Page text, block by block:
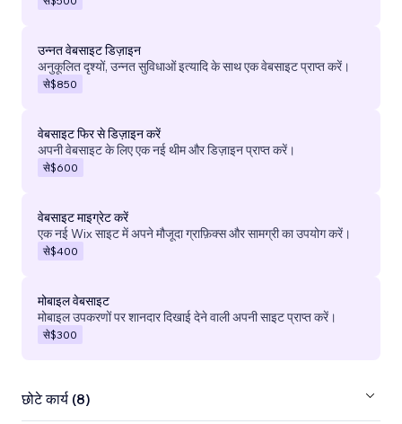
उन्नत वेबसाइट डिज़ाइन
अनुकूलित दृश्यों, उन्नत सुविधाओं इत्यादि के साथ एक वेबसाइट प्राप्त करें।
से$850
वेबसाइट फिर से डिज़ाइन करें
अपनी वेबसाइट के लिए एक नई थीम और डिज़ाइन प्राप्त करें।
से$600
वेबसाइट माइग्रेट करें
एक नई Wix साइट में अपने मौजूदा ग्राफ़िक्स और सामग्री का उपयोग करें।
से$400
मोबाइल वेबसाइट
मोबाइल उपकरणों पर शानदार दिखाई देने वाली अपनी साइट प्राप्त करें।
से$300
छोटे कार्य (8)